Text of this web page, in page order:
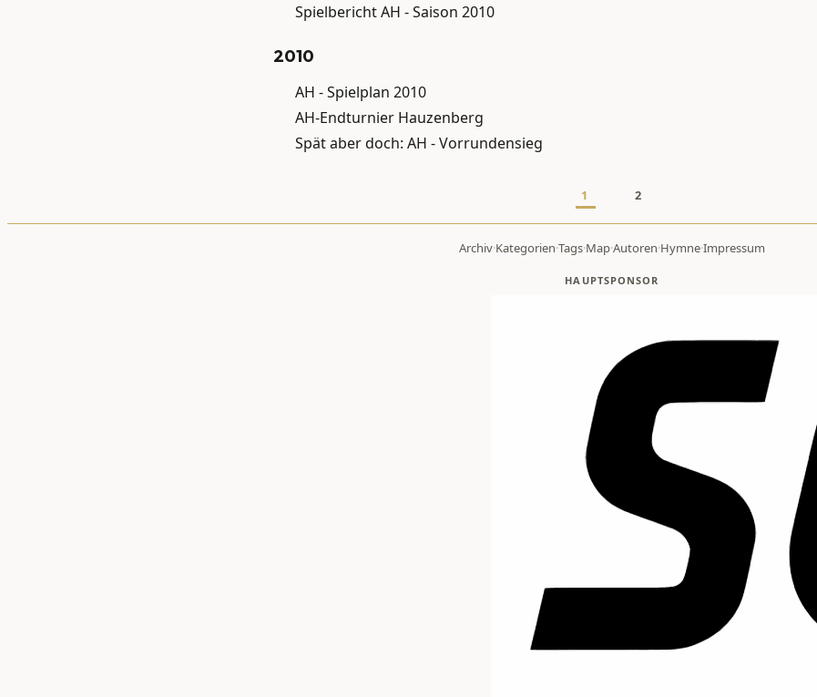
Spielbericht AH - Saison 2010
2010
AH - Spielplan 2010
AH-Endturnier Hauzenberg
Spät aber doch: AH - Vorrundensieg
1 2
Archiv·Kategorien·Tags·Map·Autoren·Hymne·Impressum
HAUPTSPONSOR